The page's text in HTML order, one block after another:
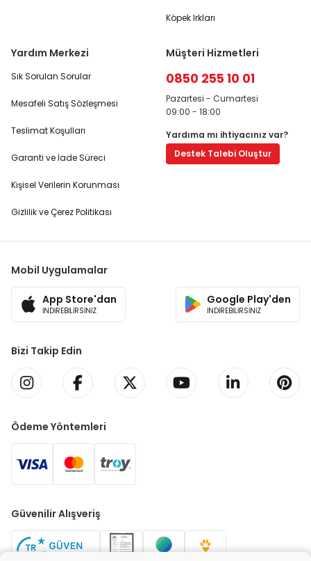
Köpek Irkları
Yardım Merkezi
Sık Sorulan Sorular
Mesafeli Satış Sözleşmesi
Teslimat Koşulları
Garanti ve İade Süreci
Kişisel Verilerin Korunması
Gizlilik ve Çerez Politikası
Müşteri Hizmetleri
0850 255 10 01
Pazartesi - Cumartesi
09:00 - 18:00
Yardıma mı ihtiyacınız var?
Destek Talebi Oluştur
Mobil Uygulamalar
App Store'dan
İNDİREBİLİRSİNİZ
Google Play'den
İNDİREBİLİRSİNİZ
Bizi Takip Edin
Ödeme Yöntemleri
Güvenilir Alışveriş